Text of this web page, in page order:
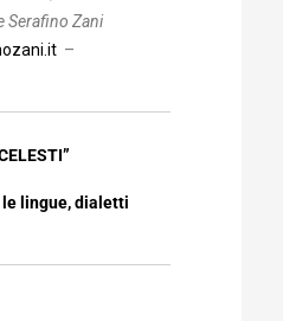
Serafino Zani
–
lingue, dialetti